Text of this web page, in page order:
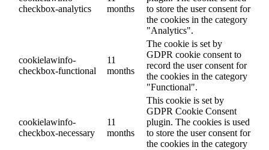
checkbox-analytics
months
to store the user consent for
the cookies in the category
"Analytics".
cookielawinfo-
checkbox-functional
11
months
The cookie is set by
GDPR cookie consent to
record the user consent for
the cookies in the category
"Functional".
cookielawinfo-
checkbox-necessary
11
months
This cookie is set by
GDPR Cookie Consent
plugin. The cookies is used
to store the user consent for
the cookies in the category